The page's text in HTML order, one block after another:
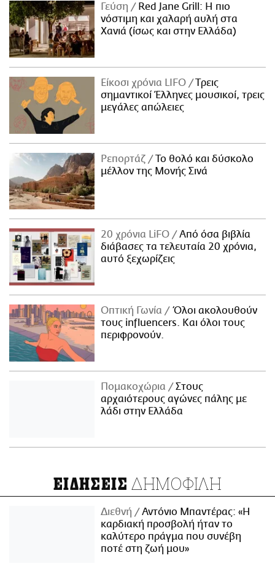
Γεύση
Red Jane Grill: Η πιο
νόστιμη και χαλαρή αυλή στα
Χανιά (ίσως και στην Ελλάδα)
Είκοσι χρόνια LIFO
Tρεις
σημαντικοί Έλληνες μουσικοί, τρεις
μεγάλες απώλειες
Ρεπορτάζ
Το θολό και δύσκολο
μέλλον της Μονής Σινά
20 χρόνια LiFO
Από όσα βιβλία
διάβασες τα τελευταία 20 χρόνια,
αυτό ξεχωρίζεις
Οπτική Γωνία
Όλοι ακολουθούν
τους influencers. Και όλοι τους
περιφρονούν.
Πομακοχώρια
Στους
αρχαιότερους αγώνες πάλης με
λάδι στην Ελλάδα
ΕΙΔΗΣΕΙΣ ΔΗΜΟΦΙΛΗ
Διεθνή
Αντόνιο Μπαντέρας: «Η
καρδιακή προσβολή ήταν το
καλύτερο πράγμα που συνέβη
ποτέ στη ζωή μου»